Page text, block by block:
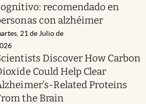
recomendado en
con alzhéimer
21 de Julio de
Discover How Carbon
Could Help Clear
Related Proteins
the Brain